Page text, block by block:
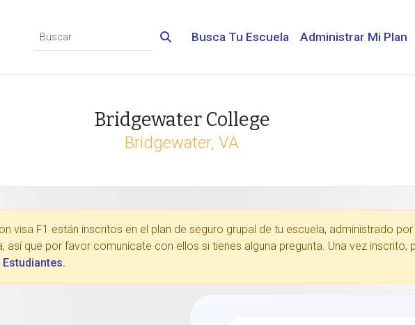
Busca Tu Escuela Administrar Mi Plan
Bridgewater College
Bridgewater, VA
visa F1 están inscritos en el plan de seguro grupal de tu escuela, administrado
así que por favor comunícate con ellos si tienes alguna pregunta. Una vez inscrito,